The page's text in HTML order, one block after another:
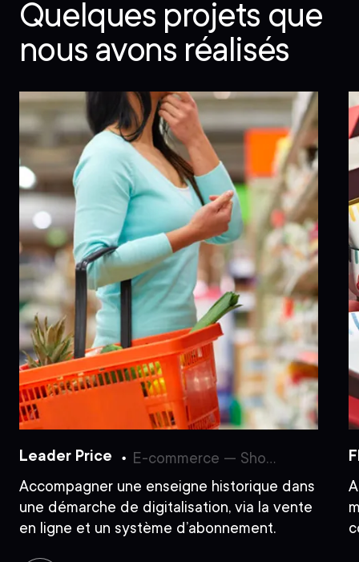
Quelques projets que
nous avons réalisés
Leader Price
E-commerce — Shopify — Consulting & Branding — Content — Social Media — UX/UI Design — Développement — Acquisition — CRM — CRO
Accompagner une enseigne historique dans
une démarche de digitalisation, via la vente
en ligne et un système d’abonnement.